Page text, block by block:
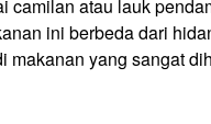
camilan atau lauk
ini berbeda dari
yang sangat